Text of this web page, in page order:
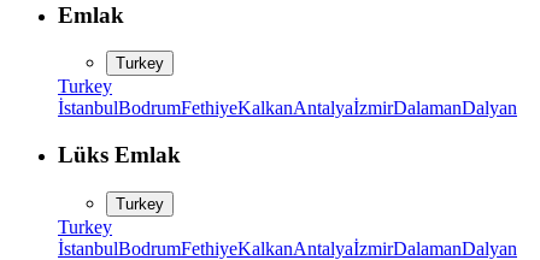
Emlak
Turkey
Turkey
İstanbulBodrumFethiyeKalkanAntalyaİzmirDalamanDalyan
Lüks Emlak
Turkey
Turkey
İstanbulBodrumFethiyeKalkanAntalyaİzmirDalamanDalyan